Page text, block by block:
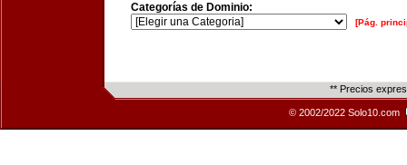
Categorías de Dominio:
[Pág.
** Precios
© 2002/2022 Solo10.com